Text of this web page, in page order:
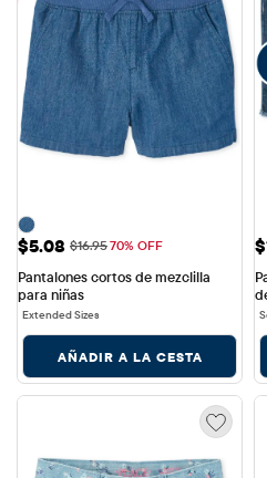
Precio de venta: $5.08
$5.08 Precio original: $16.95
$16.9570% OFF
Pantalones cortos de mezclilla
para niñas
Extended Sizes
AÑADIR A LA CESTA